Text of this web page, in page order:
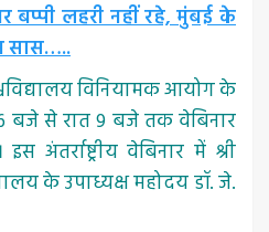
बप्पी लहरी नहीं रहे, मुंबई के
सास…..
विनियामक आयोग के
बजे से रात 9 बजे तक वेबिनार
अंतर्राष्ट्रीय वेबिनार में श्री
के उपाध्यक्ष महोदय डॉ. जे.